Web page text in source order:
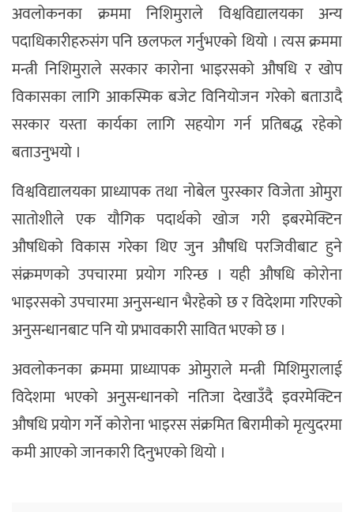
अवलोकनका क्रममा निशिमुराले विश्वविद्यालयका अन्य
पदाधिकारीहरुसंग पनि छलफल गर्नुभएको थियो । त्यस क्रममा
मन्त्री निशिमुराले सरकार कारोना भाइरसको औषधि र खोप
विकासका लागि आकस्मिक बजेट विनियोजन गरेको बताउादै
सरकार यस्ता कार्यका लागि सहयोग गर्न प्रतिबद्ध रहेको
बताउनुभयो ।
विश्वविद्यालयका प्राध्यापक तथा नोबेल पुरस्कार विजेता ओमुरा
सातोशीले एक यौगिक पदार्थको खोज गरी इबरमेक्टिन
औषधिको विकास गरेका थिए जुन औषधि परजिवीबाट हुने
संक्रमणको उपचारमा प्रयोग गरिन्छ । यही औषधि कोरोना
भाइरसको उपचारमा अनुसन्धान भैरहेको छ र विदेशमा गरिएको
अनुसन्धानबाट पनि यो प्रभावकारी सावित भएको छ ।
अवलोकनका क्रममा प्राध्यापक ओमुराले मन्त्री मिशिमुरालाई
विदेशमा भएको अनुसन्धानको नतिजा देखाउँदै इवरमेक्टिन
औषधि प्रयोग गर्ने कोरोना भाइरस संक्रमित बिरामीको मृत्युदरमा
कमी आएको जानकारी दिनुभएको थियो ।